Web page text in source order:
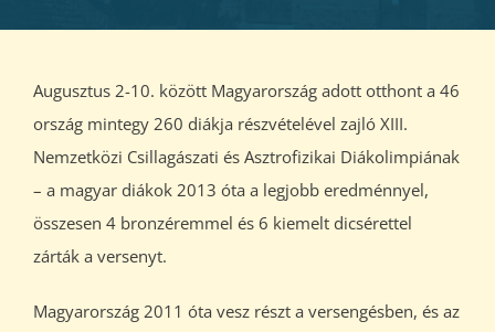
Kapcsolat
Augusztus 2-10. között Magyarország adott otthont a 46
ország mintegy 260 diákja részvételével zajló XIII.
Nemzetközi Csillagászati és Asztrofizikai Diákolimpiának
– a magyar diákok 2013 óta a legjobb eredménnyel,
összesen 4 bronzéremmel és 6 kiemelt dicsérettel
zárták a versenyt.
Magyarország 2011 óta vesz részt a versengésben, és az